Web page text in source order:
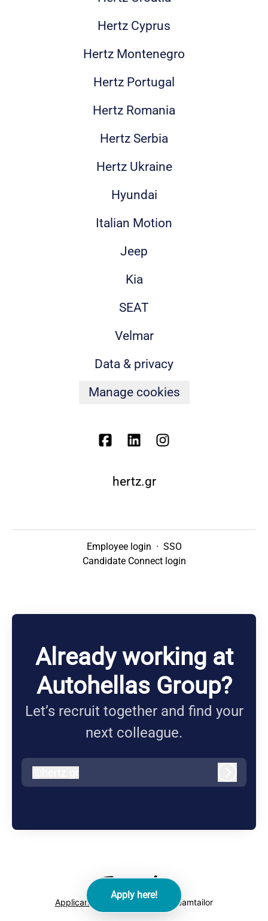
Apply here!
Hertz Cyprus
Hertz Montenegro
Hertz Portugal
Hertz Romania
Hertz Serbia
Hertz Ukraine
Hyundai
Italian Motion
Jeep
Kia
SEAT
Velmar
Data & privacy
Manage cookies
hertz.gr
Employee login · SSO
Candidate Connect login
Already working at
Autohellas Group?
Let’s recruit together and find your
next colleague.
hertz.gr
Applicant tracking system by Teamtailor